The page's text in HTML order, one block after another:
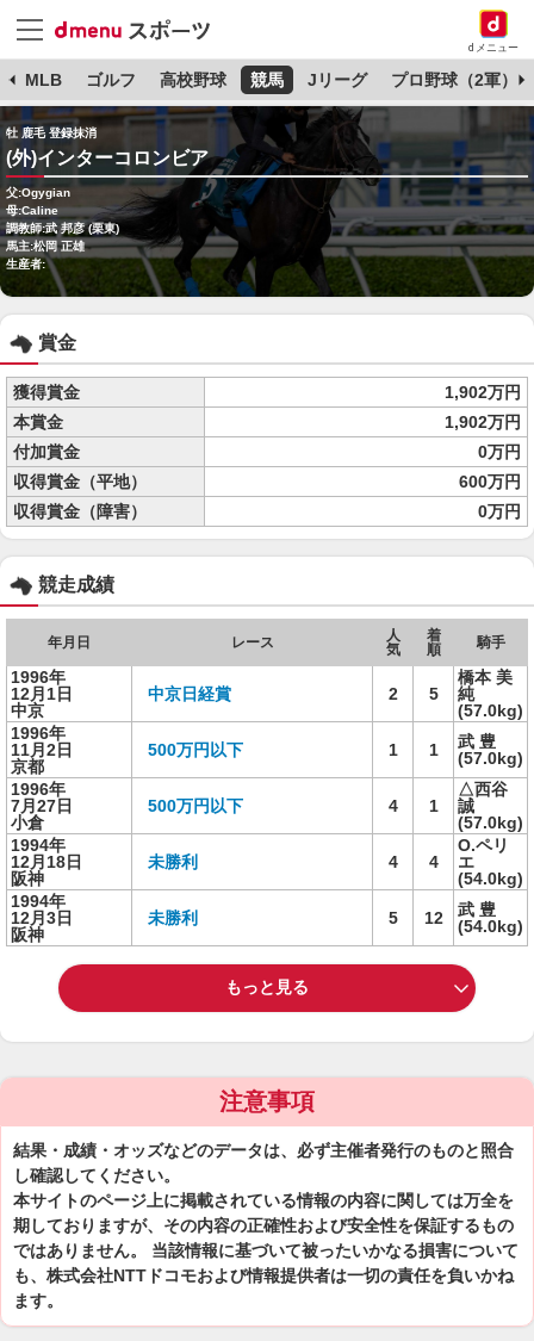
dメニュー
MLB ゴルフ 高校野球 競馬 Jリーグ プロ野球（2軍）
牡 鹿毛 登録抹消
(外)インターコロンビア
父:Ogygian
母:Caline
調教師:武 邦彦 (栗東)
馬主:松岡 正雄
生産者:
賞金
獲得賞金
1,902万円
本賞金
1,902万円
付加賞金
0万円
収得賞金（平地）
600万円
収得賞金（障害）
0万円
競走成績
年月日 レース
人
気
着
順
騎手
1996年
12月1日
中京
中京日経賞 2 5
橋本 美
純
(57.0kg)
1996年
11月2日
京都
500万円以下 1 1
武 豊
(57.0kg)
1996年
7月27日
小倉
500万円以下 4 1
△西谷
誠
(57.0kg)
1994年
12月18日
阪神
未勝利 4 4
O.ペリ
エ
(54.0kg)
1994年
12月3日
阪神
未勝利 5 12
武 豊
(54.0kg)
もっと見る
注意事項
結果・成績・オッズなどのデータは、必ず主催者発行のものと照合
し確認してください。
本サイトのページ上に掲載されている情報の内容に関しては万全を
期しておりますが、その内容の正確性および安全性を保証するもの
ではありません。 当該情報に基づいて被ったいかなる損害について
も、株式会社NTTドコモおよび情報提供者は一切の責任を負いかね
ます。